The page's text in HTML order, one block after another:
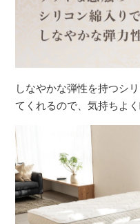
しなやかな弾性を持つシ
てくれるので、気持ちよ